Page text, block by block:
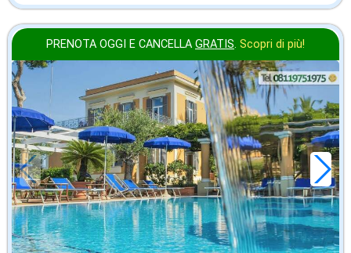
PRENOTA OGGI E CANCELLA GRATIS. Scopri di più!
agosto
in offerta da
€118,57
a notte